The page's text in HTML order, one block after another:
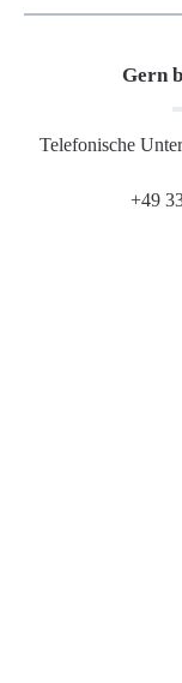
Gern
Telefonische
+49